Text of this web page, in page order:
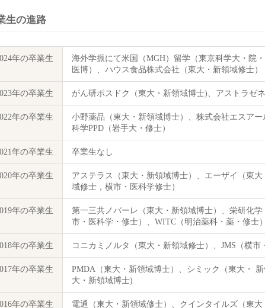
生の進路
年の卒業生
海外学振にて米国（MGH）留学（東京科学大・院
医博）、ハウス食品株式会社（東大・新領域修士）
年の卒業生 がん研ポスドク（東大・新領域博士)、アストラゼ
年の卒業生
小野薬品（東大・新領域博士）、株式会社エスア
科学PPD（岩手大・修士）
年の卒業生 卒業生なし
年の卒業生
アステラス（東大・新領域博士）、エーザイ（東
域修士，横市・医科学修士）
年の卒業生
第一三共ノバーレ（東大・新領域博士）、栄研化
市・医科学・修士）、WITC（明治薬科・薬・修士）
年の卒業生 コニカミノルタ（東大・新領域修士）、JMS（横市
年の卒業生
PMDA（東大・新領域博士）、シミック（東大・
大・新領域博士)
年の卒業生 電通（東大・新領域修士）、クインタイルズ（東大